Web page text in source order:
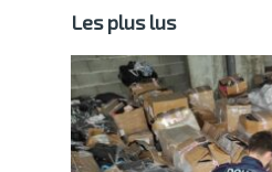
Les plus lus